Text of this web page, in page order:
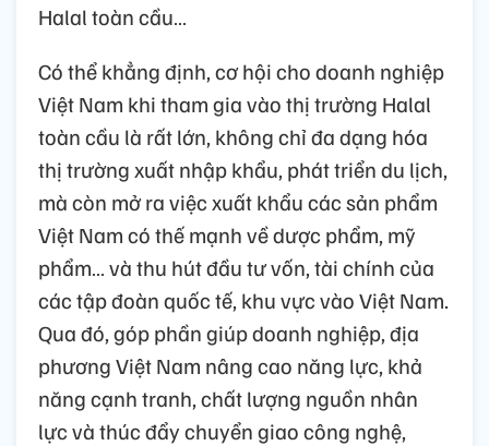
Halal toàn cầu…
Có thể khẳng định, cơ hội cho doanh nghiệp
Việt Nam khi tham gia vào thị trường Halal
toàn cầu là rất lớn, không chỉ đa dạng hóa
thị trường xuất nhập khẩu, phát triển du lịch,
mà còn mở ra việc xuất khẩu các sản phẩm
Việt Nam có thế mạnh về dược phẩm, mỹ
phẩm… và thu hút đầu tư vốn, tài chính của
các tập đoàn quốc tế, khu vực vào Việt Nam.
Qua đó, góp phần giúp doanh nghiệp, địa
phương Việt Nam nâng cao năng lực, khả
năng cạnh tranh, chất lượng nguồn nhân
lực và thúc đẩy chuyển giao công nghệ,